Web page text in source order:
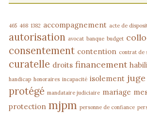
465 468 1382 accompagnement acte de
autorisation avocat banque budget
consentement contention contrat de
curatelle droits financement
handicap honoraires incapacité isolement juge
protégé mandataire judiciaire mariage
protection mjpm personne de confiance